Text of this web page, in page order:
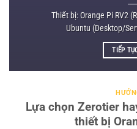
Thiết bị: Orange Pi RV2
Ubuntu (Desktop/
TIẾP
Lựa chọn Zerotier
thiết bị